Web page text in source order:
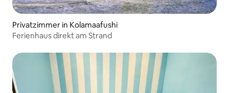
Privatzimmer in Kolamaafushi
Ferienhaus direkt am Strand